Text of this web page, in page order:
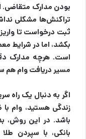
بودن مدارک متقاضی.
تراکنش‌ها مشکلی
ثبت درخواست تا
بکشد، اما در شرایط
است. هرچه مدارک
مسیر دریافت وام هم
اگر به دنبال یک راه
زندگی هستید، وام با
باشد. در این روش،
بانکی، با سپردن